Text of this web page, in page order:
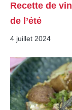
Recette de
de l’été
4 juillet 2024